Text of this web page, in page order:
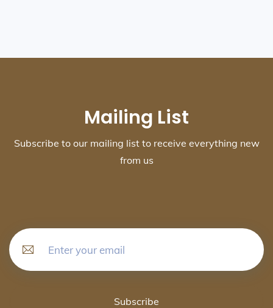
Mailing List
Subscribe to our mailing list to receive everything new
from us
Subscribe